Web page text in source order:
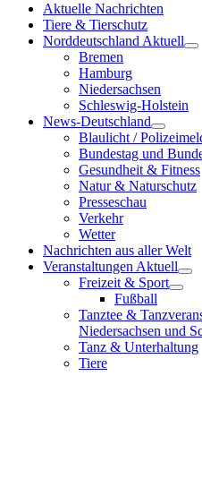
Aktuelle Nachrichten
Tiere & Tierschutz
Norddeutschland Aktuell
Bremen
Hamburg
Niedersachsen
Schleswig-Holstein
News-Deutschland
Blaulicht /
Bundestag und
Gesundheit & Fitness
Natur & Naturschutz
Presseschau
Verkehr
Wetter
Nachrichten aus aller Welt
Veranstaltungen Aktuell
Freizeit & Sport
Fußball
Tanztee &
Niedersachsen und
Tanz & Unterhaltung
Tiere